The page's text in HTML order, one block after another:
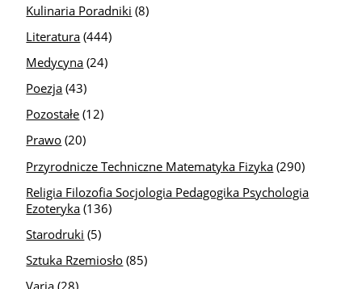
Kulinaria Poradniki (8)
Literatura (444)
Medycyna (24)
Poezja (43)
Pozostałe (12)
Prawo (20)
Przyrodnicze Techniczne Matematyka Fizyka (290)
Religia Filozofia Socjologia Pedagogika Psychologia
Ezoteryka (136)
Starodruki (5)
Sztuka Rzemiosło (85)